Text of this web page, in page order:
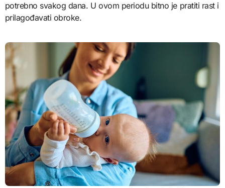
potrebno svakog dana. U ovom periodu bitno je pratiti rast i
prilagođavati obroke.